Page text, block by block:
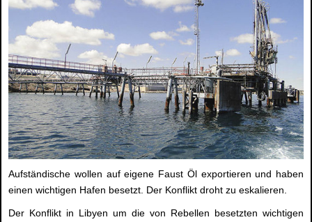
Aufständische wollen auf eigene Faust Öl exportieren und haben
einen wichtigen Hafen besetzt. Der Konflikt droht zu eskalieren.
Der Konflikt in Libyen um die von Rebellen besetzten wichtigen